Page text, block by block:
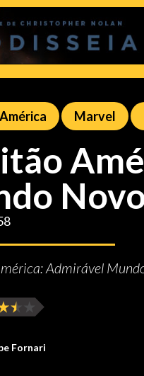
Marvel
Admirável
Fornari